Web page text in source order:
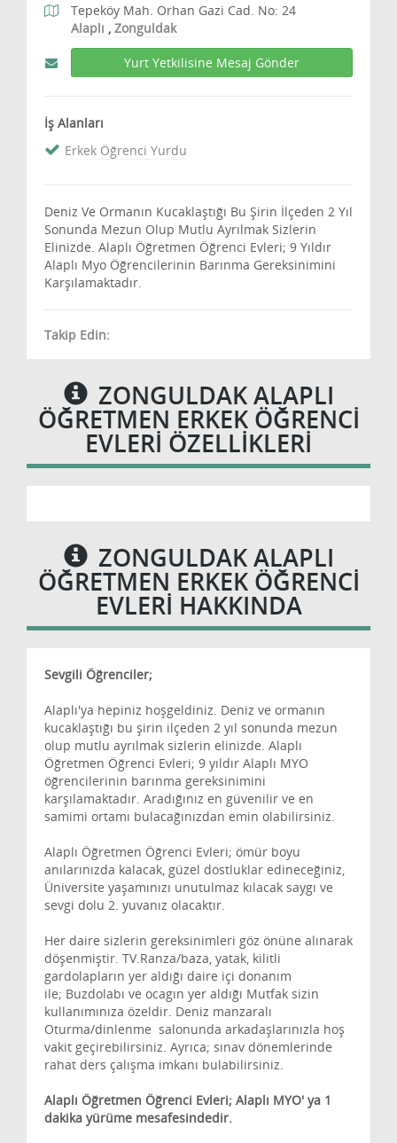
Tepeköy Mah. Orhan Gazi Cad. No: 24
Alaplı , Zonguldak
Yurt Yetkilisine Mesaj Gönder
İş Alanları
Erkek Öğrenci Yurdu
Deniz Ve Ormanın Kucaklaştığı Bu Şirin İlçeden 2 Yıl
Sonunda Mezun Olup Mutlu Ayrılmak Sizlerin
Elinizde. Alaplı Öğretmen Öğrenci Evleri; 9 Yıldır
Alaplı Myo Öğrencilerinin Barınma Gereksinimini
Karşılamaktadır.
Takip Edin:
ZONGULDAK ALAPLI
ÖĞRETMEN ERKEK ÖĞRENCI
EVLERI ÖZELLIKLERI
ZONGULDAK ALAPLI
ÖĞRETMEN ERKEK ÖĞRENCI
EVLERI HAKKINDA
Sevgili Öğrenciler;
Alaplı'ya hepiniz hoşgeldiniz. Deniz ve ormanın
kucaklaştığı bu şirin ilçeden 2 yıl sonunda mezun
olup mutlu ayrılmak sizlerin elinizde. Alaplı
Öğretmen Öğrenci Evleri; 9 yıldır Alaplı MYO
öğrencilerinin barınma gereksinimini
karşılamaktadır. Aradığınız en güvenilir ve en
samimi ortamı bulacağınızdan emin olabilirsiniz.
Alaplı Öğretmen Öğrenci Evleri; ömür boyu
anılarınızda kalacak, güzel dostluklar edineceğiniz,
Üniversite yaşamınızı unutulmaz kılacak saygı ve
sevgi dolu 2. yuvanız olacaktır.
Her daire sizlerin gereksinimleri göz önüne alınarak
döşenmiştir. TV.Ranza/baza, yatak, kilitli
gardolapların yer aldığı daire içi donanım
ile; Buzdolabı ve ocagın yer aldığı Mutfak sizin
kullanımınıza özeldir. Deniz manzaralı
Oturma/dinlenme salonunda arkadaşlarınızla hoş
vakit geçirebilirsiniz. Ayrıca; sınav dönemlerinde
rahat ders çalışma imkanı bulabilirsiniz.
Alaplı Öğretmen Öğrenci Evleri; Alaplı MYO' ya 1
dakika yürüme mesafesindedir.